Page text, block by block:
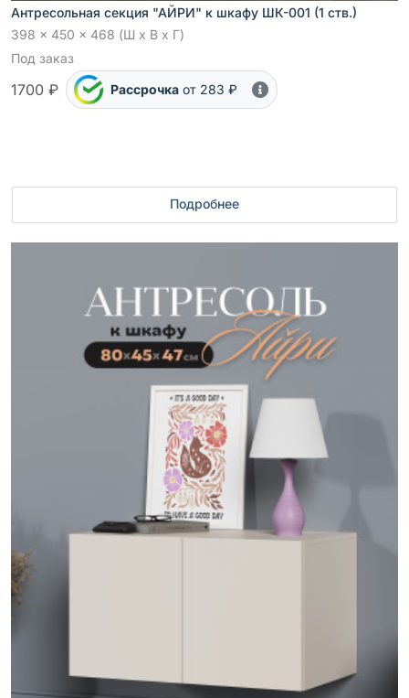
Антресольная секция "АЙРИ" к шкафу ШК-001 (1 ств.)
398 x 450 x 468 (Ш x В x Г)
Под заказ
1700 ₽ Рассрочка от 283 ₽
Подробнее